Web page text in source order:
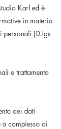
Karl ed è
in materia
(D.Lgs
e trattamento
dei dati
complesso di